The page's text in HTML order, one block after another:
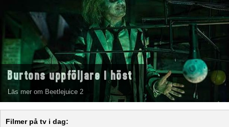
Burtons uppföljare i höst
Läs mer om Beetlejuice 2
Filmer på tv i dag: